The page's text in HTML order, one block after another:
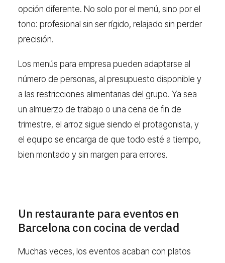
opción diferente. No solo por el menú, sino por el
tono: profesional sin ser rígido, relajado sin perder
precisión.
Los menús para empresa pueden adaptarse al
número de personas, al presupuesto disponible y
a las restricciones alimentarias del grupo. Ya sea
un almuerzo de trabajo o una cena de fin de
trimestre, el arroz sigue siendo el protagonista, y
el equipo se encarga de que todo esté a tiempo,
bien montado y sin margen para errores.
Un restaurante para eventos en
Barcelona con cocina de verdad
Muchas veces, los eventos acaban con platos